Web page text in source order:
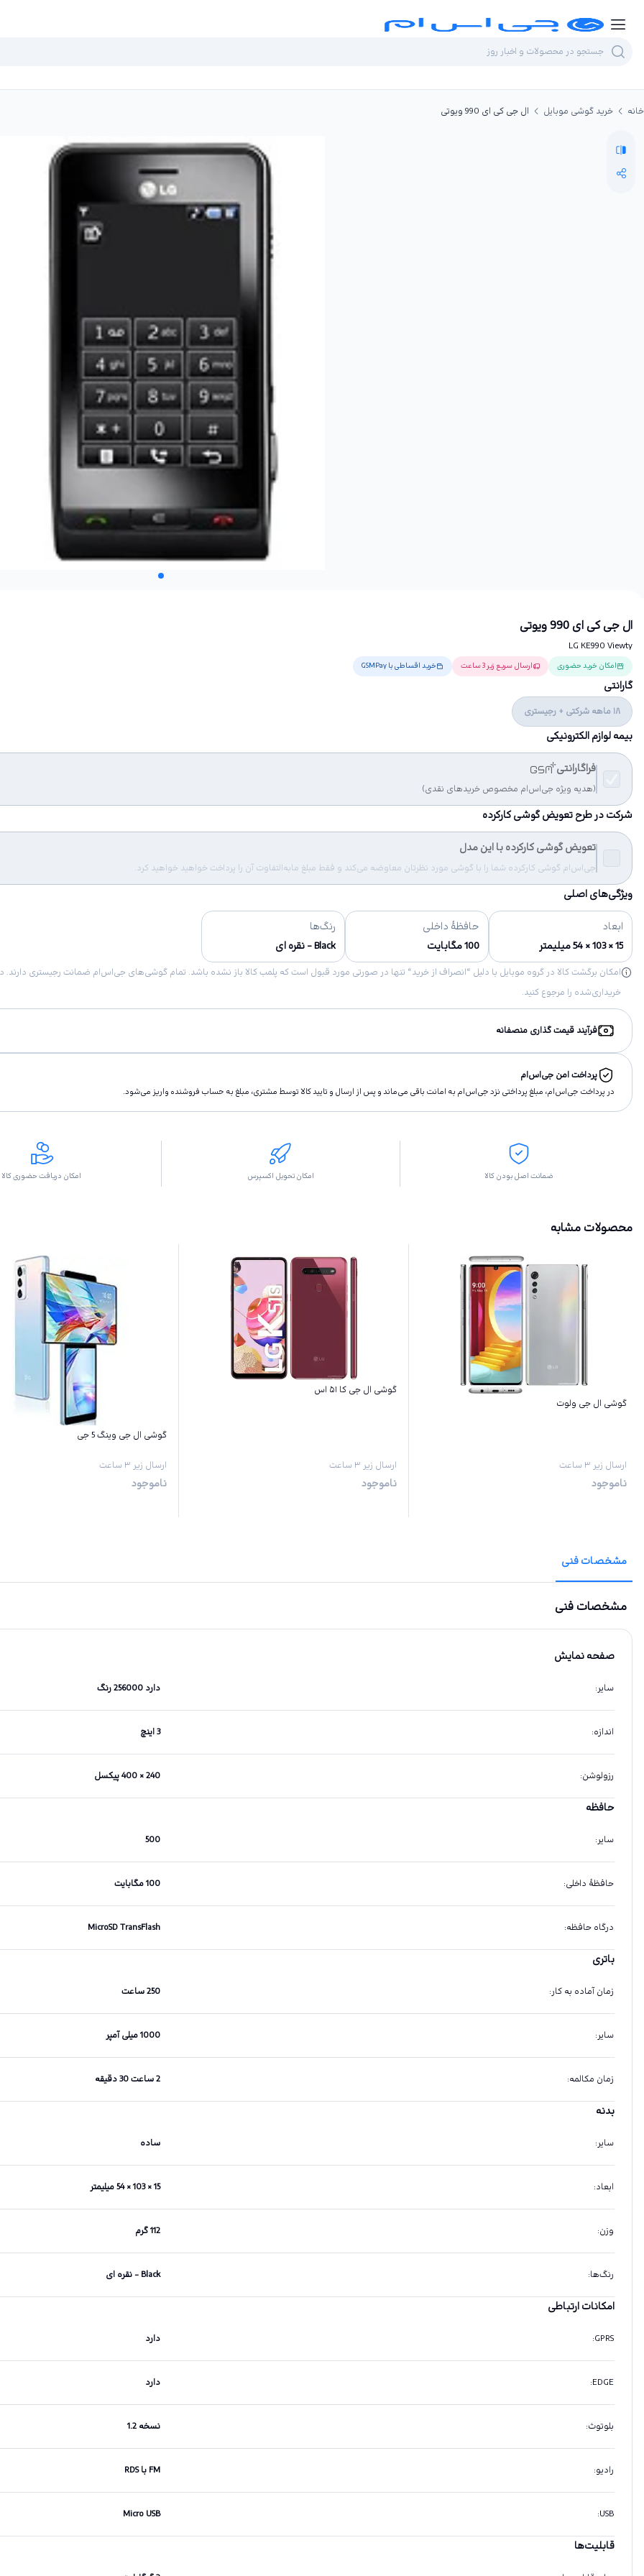
خانه خرید گوشی موبایل ال جی کی ای 990 ویوتی
ال جی کی ای 990 ویوتی
LG KE990 Viewty
امکان خرید حضوری ارسال سریع زیر 3 ساعت خرید اقساطی با GSMPay
گارانتی
18 ماهه شرکتی + رجیستری
بیمه لوازم الکترونیکی
فراگارانتی
(هدیه ویژه جی‌اس‌ام مخصوص خریدهای نقدی)
شرکت در طرح تعویض گوشی کارکرده
تعویض گوشی کارکرده با این مدل
جی‌اس‌ام گوشی کارکرده شما را با گوشی مورد نظرتان معاوضه می‌کند و فقط مبلغ مابه‌التفاوت آن را پرداخت خواهید خواهید کرد.
ویژگی‌های اصلی
ابعاد
15 × 103 × 54 میلیمتر
حافظهٔ داخلی
100 مگابایت
رنگ‌ها
Black - نقره ای
خریداری‌شده را مرجوع کنید.
فرآیند قیمت گذاری منصفانه
پرداخت امن جی‌اس‌ام
در پرداخت جی‌اس‌ام، مبلغ پرداختى نزد جی‌اس‌ام به امانت باقى مى‌ماند و پس از ارسال و تاييد كالا توسط مشتری، مبلغ به حساب فروشنده واريز مى‌شود.
ضمانت اصل بودن کالا امکان تحویل اکسپرس امکان دریافت حضوری کالا
محصولات مشابه
گوشی ال جی ولوت
ارسال زیر ۳ ساعت
ناموجود
گوشی ال جی کا ۵۱ اس
ارسال زیر ۳ ساعت
ناموجود
گوشی ال جی وینگ 5 جی
ارسال زیر ۳ ساعت
ناموجود
مشخصات فنی
مشخصات فنی
صفحه نمایش
سایر: دارد 256000 رنگ
اندازه: 3 اینچ
رزولوشن: 240 × 400 پیکسل
حافظه
سایر:
500
حافظهٔ داخلی: 100 مگابایت
درگاه حافظه:
MicroSD TransFlash
باتری
زمان آماده به کار: 250 ساعت
سایر: 1000 میلی آمپر
زمان مکالمه: 2 ساعت 30 دقیقه
بدنه
سایر: ساده
ابعاد: 15 × 103 × 54 میلیمتر
وزن: 112 گرم
رنگ‌ها: Black - نقره ای
امکانات ارتباطی
GPRS
: دارد
EDGE
: دارد
بلوتوث: نسخه 1.2
رادیو: FM با RDS
USB
:
Micro USB
قابلیت‌ها